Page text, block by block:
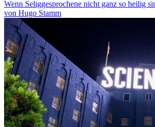
Wenn Seliggesprochene nicht ganz so heilig
von Hugo Stamm